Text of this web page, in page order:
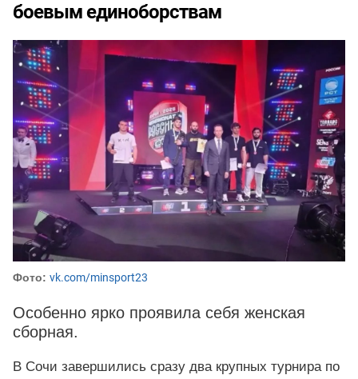
боевым единоборствам
Фото: vk.com/minsport23
Особенно ярко проявила себя женская
сборная.
В Сочи завершились сразу два крупных турнира по